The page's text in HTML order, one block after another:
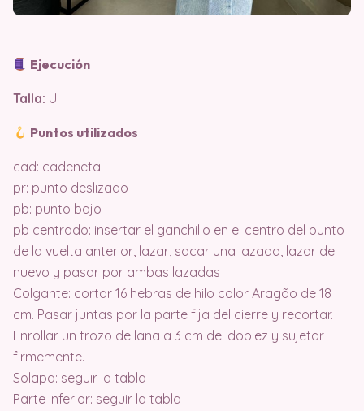
Ejecución
Talla: U
Puntos utilizados
cad: cadeneta
pr: punto deslizado
pb: punto bajo
pb centrado: insertar el ganchillo en el centro del punto
de la vuelta anterior, lazar, sacar una lazada, lazar de
nuevo y pasar por ambas lazadas
Colgante: cortar 16 hebras de hilo color Aragão de 18
cm. Pasar juntas por la parte fija del cierre y recortar.
Enrollar un trozo de lana a 3 cm del doblez y sujetar
firmemente.
Solapa: seguir la tabla
Parte inferior: seguir la tabla